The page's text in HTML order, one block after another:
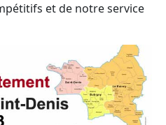
et de notre service